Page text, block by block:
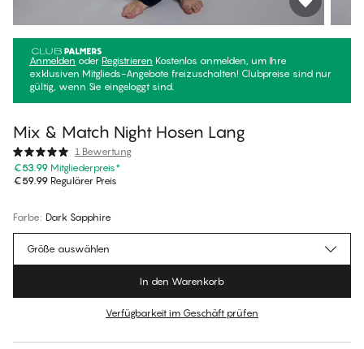
Anmelden oder Registrieren Kostenlos anmelden, um Ihre
exklusiven Mitglieds-Angebote freizuschalten! Clubpreise sind nur
gültig, wenn Sie eingeloggt sind.
Mix & Match Night Hosen Lang
1 Bewertung
€53.99 Mitgliederpreis*
€59.99 Regulärer Preis
Farbe: Dark Sapphire
Für diesen Artikel gibt es keine empfohlene Größe
Größe auswählen
In den Warenkorb
Verfügbarkeit im Geschäft prüfen